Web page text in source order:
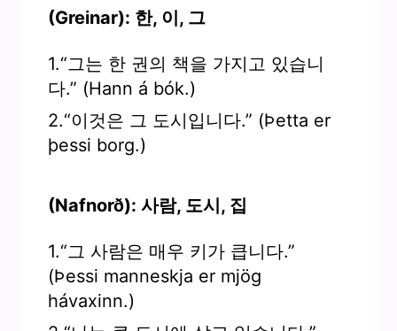
(Greinar): 한, 이, 그
1.“그는 한 권의 책을 가지고 있습니
다.” (Hann á bók.)
2.“이것은 그 도시입니다.” (Þetta er
þessi borg.)
(Nafnorð): 사람, 도시, 집
1.“그 사람은 매우 키가 큽니다.”
(Þessi manneskja er mjög
hávaxinn.)